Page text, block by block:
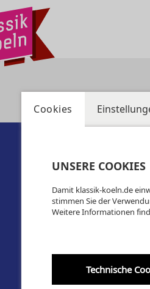
Cookies
UNSERE COOKIES
Damit klassik-koeln.de
stimmen Sie der
Weitere Informationen
Technische